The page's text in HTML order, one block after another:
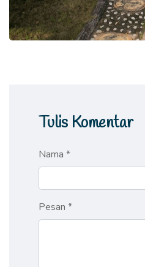
Tulis Komentar
Nama *
Pesan *